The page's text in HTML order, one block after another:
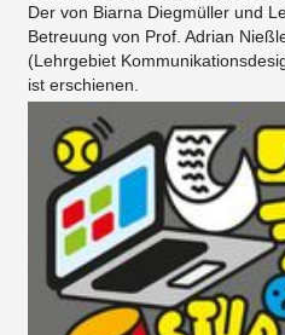
Der von Biarna Diegmüller und
Betreuung von Prof. Adrian
(Lehrgebiet
ist erschienen.